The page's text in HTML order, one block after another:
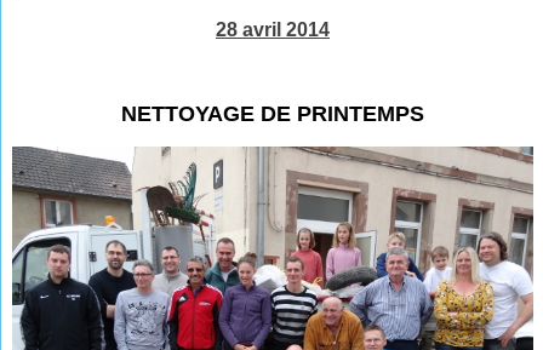
28 avril 2014
NETTOYAGE DE PRINTEMPS